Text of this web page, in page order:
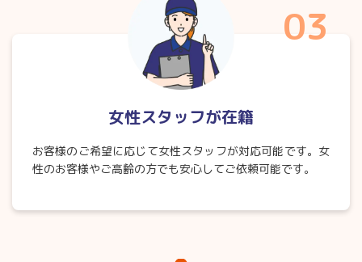
03
女性スタッフが在籍
お客様のご希望に応じて女性スタッフが対応可能です。女
性のお客様やご高齢の方でも安心してご依頼可能です。